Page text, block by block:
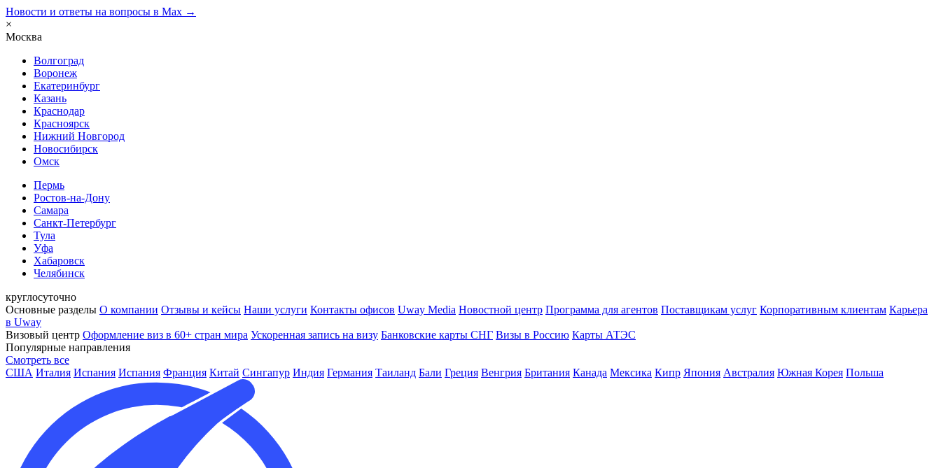
Новости и ответы на вопросы в Max →
×
Москва
Волгоград
Воронеж
Екатеринбург
Казань
Краснодар
Красноярск
Нижний Новгород
Новосибирск
Омск
Пермь
Ростов-на-Дону
Самара
Санкт-Петербург
Тула
Уфа
Хабаровск
Челябинск
круглосуточно
Основные разделы О компании Отзывы и кейсы Наши услуги Контакты офисов Uway Media Новостной центр Программа для агентов Поставщикам услуг Корпоративным клиентам Карьера
в Uway
Визовый центр Оформление виз в 60+ стран мира Ускоренная запись на визу Банковские карты СНГ Визы в Россию Карты АТЭС
Популярные направления
Смотреть все
США Италия Испания Испания Франция Китай Сингапур Индия Германия Таиланд Бали Греция Венгрия Британия Канада Мексика Кипр Япония Австралия Южная Корея Польша